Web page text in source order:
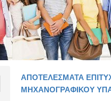
ΑΠΟΤΕΛΕΣΜΑΤΑ
ΜΗΧΑΝΟΓΡΑΦΙΚΟΥ